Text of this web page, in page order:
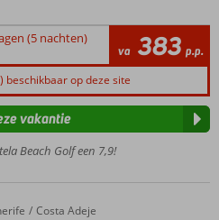
(5 nachten)
va 383 p.p.
beschikbaar op deze site
Beach Golf een 7,9!
vakantie
Costa Adeje